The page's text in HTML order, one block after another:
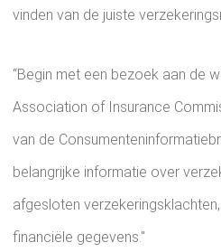
vinden van de juiste
“Begin met een bezoek aan de
Association of Insurance
van de
belangrijke informatie over
afgesloten
financiële gegevens."